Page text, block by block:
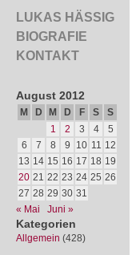
LUKAS HÄSSIG
BIOGRAFIE
KONTAKT
August 2012
M D M D F S
S
1
2 3 4
5
6
7 8 9 10 11 12
13 14 15 16 17 18 19
20 21 22 23 24 25 26
27 28 29 30 31
« Mai
Juni »
Kategorien
Allgemein (428)